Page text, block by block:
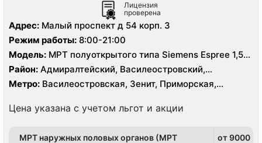
Лицензия
проверена
Адрес: Малый проспект д 54 корп. 3
Режим работы: 8:00-21:00
Модель: МРТ полуоткрытого типа Siemens Espree 1,5
Тесла, УЗИ
Район: Адмиралтейский, Василеостровский,
Петроградский, Центральный
Метро: Василеостровская, Зенит, Приморская,
Цена указана с учетом льгот и акции
МРТ наружных половых органов (МРТ
от 9000